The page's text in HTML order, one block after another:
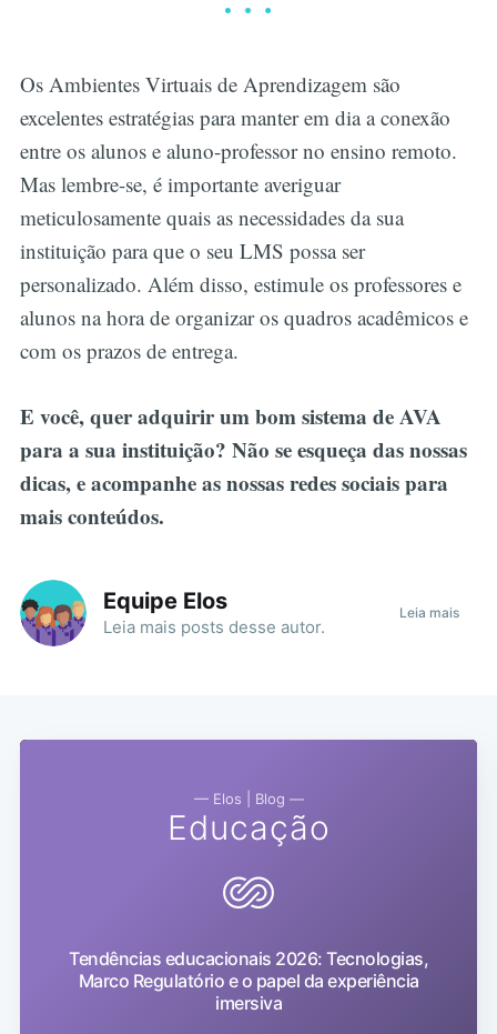
Os Ambientes Virtuais de Aprendizagem são
excelentes estratégias para manter em dia a conexão
entre os alunos e aluno-professor no ensino remoto.
Mas lembre-se, é importante averiguar
meticulosamente quais as necessidades da sua
instituição para que o seu LMS possa ser
personalizado. Além disso, estimule os professores e
alunos na hora de organizar os quadros acadêmicos e
com os prazos de entrega.
E você, quer adquirir um bom sistema de AVA
para a sua instituição? Não se esqueça das nossas
dicas, e acompanhe as nossas redes sociais para
mais conteúdos.
Equipe Elos
Leia mais posts desse autor.
Leia mais
— Elos | Blog —
Educação
Tendências educacionais 2026: Tecnologias,
Marco Regulatório e o papel da experiência
imersiva